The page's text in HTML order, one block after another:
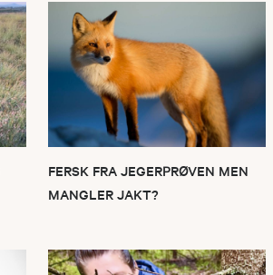
FERSK FRA JEGERPRØVEN MEN
MANGLER JAKT?